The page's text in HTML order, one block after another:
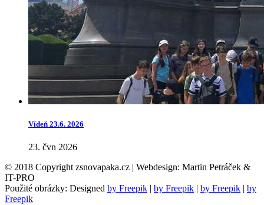
Vídeň 23.6. 2026
23. čvn 2026
© 2018 Copyright zsnovapaka.cz | Webdesign: Martin Petráček &
IT-PRO
Použité obrázky: Designed by Freepik | by Freepik | by Freepik | by
Freepik